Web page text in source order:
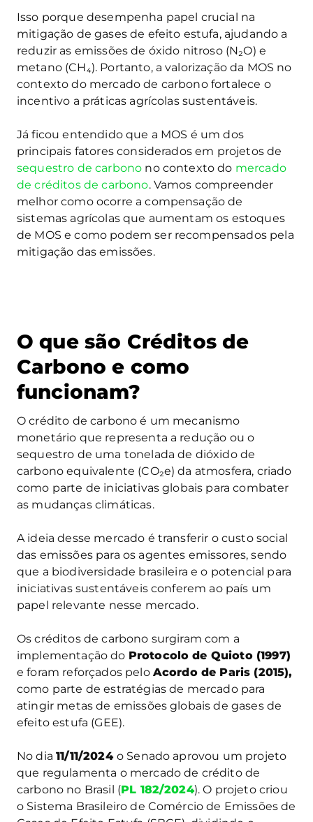
Isso porque desempenha papel crucial na
mitigação de gases de efeito estufa, ajudando a
reduzir as emissões de óxido nitroso (N₂O) e
metano (CH₄). Portanto, a valorização da MOS no
contexto do mercado de carbono fortalece o
incentivo a práticas agrícolas sustentáveis.
Já ficou entendido que a MOS é um dos
principais fatores considerados em projetos de
sequestro de carbono no contexto do mercado
de créditos de carbono. Vamos compreender
melhor como ocorre a compensação de
sistemas agrícolas que aumentam os estoques
de MOS e como podem ser recompensados pela
mitigação das emissões.
O que são Créditos de
Carbono e como
funcionam?
O crédito de carbono é um mecanismo
monetário que representa a redução ou o
sequestro de uma tonelada de dióxido de
carbono equivalente (CO₂e) da atmosfera, criado
como parte de iniciativas globais para combater
as mudanças climáticas.
A ideia desse mercado é transferir o custo social
das emissões para os agentes emissores, sendo
que a biodiversidade brasileira e o potencial para
iniciativas sustentáveis conferem ao país um
papel relevante nesse mercado.
Os créditos de carbono surgiram com a
implementação do Protocolo de Quioto (1997)
e foram reforçados pelo Acordo de Paris (2015),
como parte de estratégias de mercado para
atingir metas de emissões globais de gases de
efeito estufa (GEE).
No dia11/11/2024 o Senado aprovou um projeto
que regulamenta o mercado de crédito de
carbono no Brasil (PL 182/2024). O projeto criou
o Sistema Brasileiro de Comércio de Emissões de